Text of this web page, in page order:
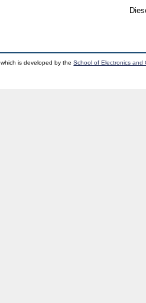
which is developed by theSchool of Electronics and